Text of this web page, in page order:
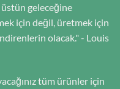
üstün geleceğine
için değil, üretmek için
olacak." - Louis
tüm ürünler için